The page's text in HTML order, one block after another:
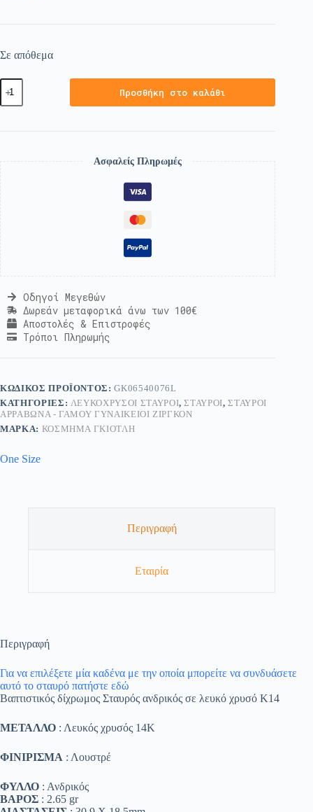
Σε απόθεμα
Προσθήκη στο καλάθι
Ασφαλείς Πληρωμές
Οδηγοί Μεγεθών
Δωρεάν μεταφορικά άνω των 100€
Αποστολές & Επιστροφές
Τρόποι Πληρωμής
ΚΩΔΙΚΌΣ ΠΡΟΪΌΝΤΟΣ:GK06540076L
ΚΑΤΗΓΟΡΊΕΣ: ΛΕΥΚΌΧΡΥΣΟΙ ΣΤΑΥΡΟΊ,ΣΤΑΥΡΟΊ,ΣΤΑΥΡΟΊ
ΑΡΡΑΒΏΝΑ - ΓΆΜΟΥ ΓΥΝΑΙΚΕΊΟΙ ΖΙΡΓΚΌΝ
ΜΆΡΚΑ: ΚΟΣΜΗΜΑ ΓΚΙΟΤΛΗ
One Size
Περιγραφή
Εταιρία
Περιγραφή
Για να επιλέξετε μία καδένα με την οποία μπορείτε να συνδυάσετε
αυτό το σταυρό πατήστε εδώ
Βαπτιστικός δίχρωμος Σταυρός ανδρικός σε λευκό χρυσό Κ14
ΜΕΤΑΛΛΟ : Λευκός χρυσός 14K
ΦΙΝΙΡΙΣΜΑ : Λουστρέ
ΦΥΛΛΟ : Ανδρικός
ΒΑΡΟΣ : 2.65 gr